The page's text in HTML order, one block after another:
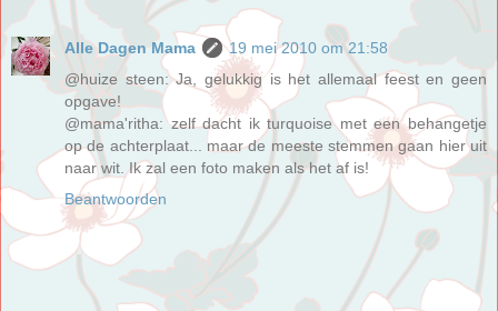
Alle Dagen Mama
19 mei 2010 om 21:58
@huize steen: Ja, gelukkig is het allemaal feest en geen
opgave!
@mama'ritha: zelf dacht ik turquoise met een behangetje
op de achterplaat... maar de meeste stemmen gaan hier uit
naar wit. Ik zal een foto maken als het af is!
Beantwoorden